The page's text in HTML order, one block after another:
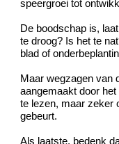
speergroei tot
De boodschap is,
te droog? Is het te
blad of
Maar wegzagen van
aangemaakt door
te lezen, maar zeker
gebeurt.
Als laatste, bedenk